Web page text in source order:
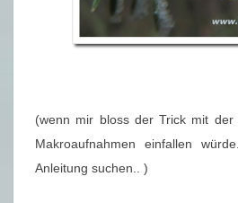
(wenn mir bloss der Trick mit der
Makroaufnahmen einfallen
Anleitung suchen.. )